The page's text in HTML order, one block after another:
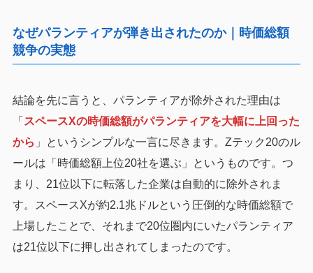
なぜパランティアが弾き出されたのか｜時価総額
競争の実態
結論を先に言うと、パランティアが除外された理由は
「 スペースXの時価総額がパランティアを大幅に上回った
から 」というシンプルな一言に尽きます。Zテック20のル
ールは「時価総額上位20社を選ぶ」というものです。つ
まり、21位以下に転落した企業は自動的に除外されま
す。スペースXが約2.1兆ドルという圧倒的な時価総額で
上場したことで、それまで20位圏内にいたパランティア
は21位以下に押し出されてしまったのです。